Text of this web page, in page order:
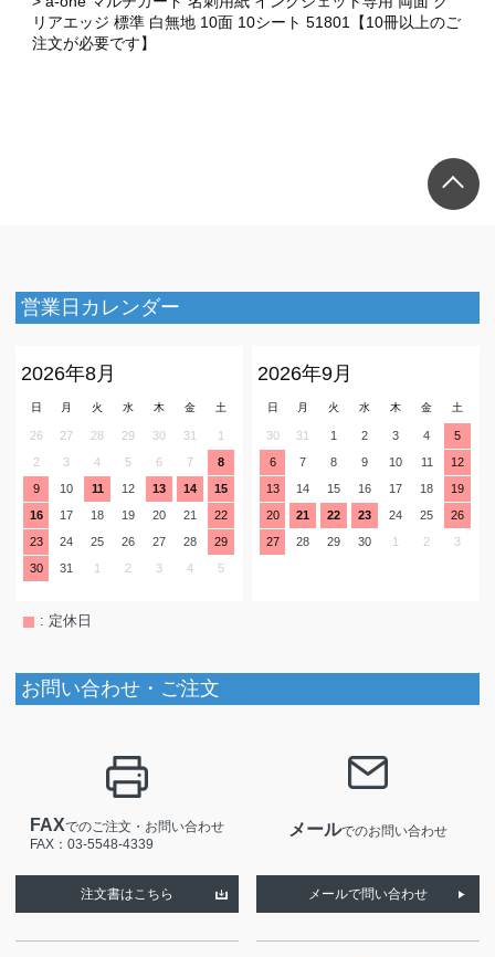
×
×
リアエッジ 標準 白無地 10面 10シート 51801【10冊以上のご
注文が必要です】
営業日カレンダー
2026年8月
日 月 火 水 木 金 土
26 27 28 29 30 31
1
2
3 4 5 6 7
8
9
10 11 12 13 14
15
16
17 18 19 20 21
22
23
24 25 26 27 28
29
30
31 1 2 3 4 5
2026年9月
日 月 火 水 木 金 土
30 31 1 2 3 4
5
6
7 8 9 10 11
12
13
14 15 16 17 18
19
20
21 22 23 24 25
26
27
28 29 30 1 2 3
: 定休日
お問い合わせ・ご注文
FAXでのご注文・お問い合わせ
FAX：03-5548-4339
注文書はこちら
メールでのお問い合わせ
メールで問い合わせ